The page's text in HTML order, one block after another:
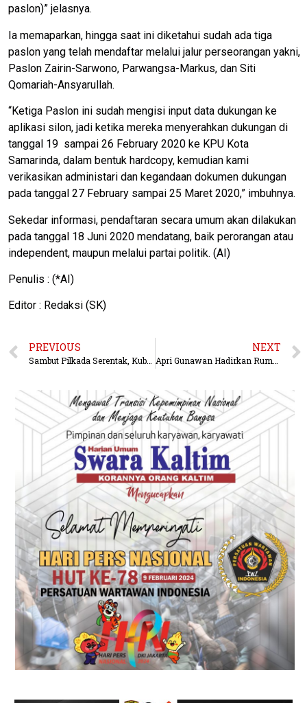
paslon)” jelasnya.
Ia memaparkan, hingga saat ini diketahui sudah ada tiga
paslon yang telah mendaftar melalui jalur perseorangan yakni,
Paslon Zairin-Sarwono, Parwangsa-Markus, dan Siti
Qomariah-Ansyarullah.
“Ketiga Paslon ini sudah mengisi input data dukungan ke
aplikasi silon, jadi ketika mereka menyerahkan dukungan di
tanggal 19 sampai 26 February 2020 ke KPU Kota
Samarinda, dalam bentuk hardcopy, kemudian kami
verikasikan administari dan kegandaan dokumen dukungan
pada tanggal 27 February sampai 25 Maret 2020,” imbuhnya.
Sekedar informasi, pendaftaran secara umum akan dilakukan
pada tanggal 18 Juni 2020 mendatang, baik perorangan atau
independent, maupun melalui partai politik. (AI)
Penulis : (*AI)
Editor : Redaksi (SK)
PREVIOUS NEXT